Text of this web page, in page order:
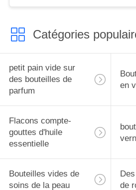
Catégories
petit pain vide sur
des bouteilles de
parfum
en
Flacons compte-
gouttes d'huile
essentielle
Bouteilles vides de
soins de la peau
de